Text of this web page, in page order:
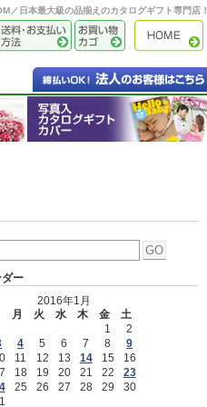
／日本最大級の品揃えのカタログギフト専門店！
ー
2016年1月
月 火 水 木 金
土
1
2
4 5 6 7 8
9
11 12 13 14 15
16
18 19 20 21 22
23
25 26 27 28 29
30